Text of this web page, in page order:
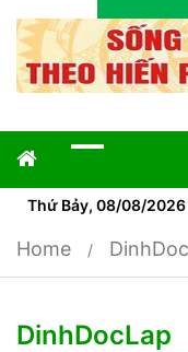
Thứ Bảy, 08/08/2026
Home
DinhDocLap